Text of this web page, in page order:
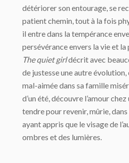
détériorer son entourage, se
patient chemin, tout à la fois
il entre dans la tempérance
persévérance envers la vie et la
The quiet girldécrit avec
de justesse une autre
mal-aimée dans sa famille
d’un été, découvre l’amour
tendre pour revenir, mûrie,
ayant appris que le visage de
ombres et des lumières.